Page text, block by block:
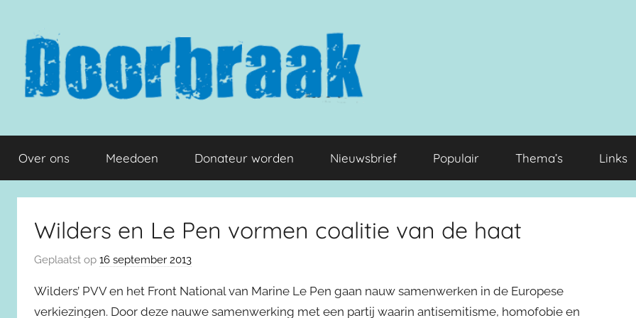
inhoud
springen
Doorbraak.eu
Over ons Meedoen Donateur worden Nieuwsbrief Populair Thema’s Links
Wilders en Le Pen vormen coalitie van de haat
Geplaatst op 16 september 2013
Wilders’ PVV en het Front National van Marine Le Pen gaan nauw samenwerken in de Europese
verkiezingen. Door deze nauwe samenwerking met een partij waarin antisemitisme, homofobie en